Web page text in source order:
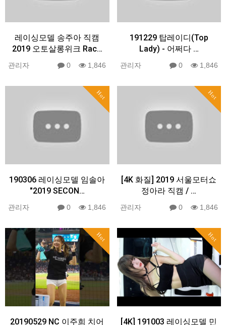
레이싱모델 송주아 직캠
2019 오토살롱위크 Rac…
관리자 0 1,846
191229 탑레이디(Top
Lady) - 어쩌다 …
관리자 0 1,846
Hot
190306 레이싱모델 임솔아
"2019 SECON…
관리자 0 1,846
Hot
[4K 화질] 2019 서울모터쇼
정아라 직캠 / …
관리자 0 1,846
Hot
20190529 NC 이주희 치어
Hot
[4K] 191003 레이싱모델 민